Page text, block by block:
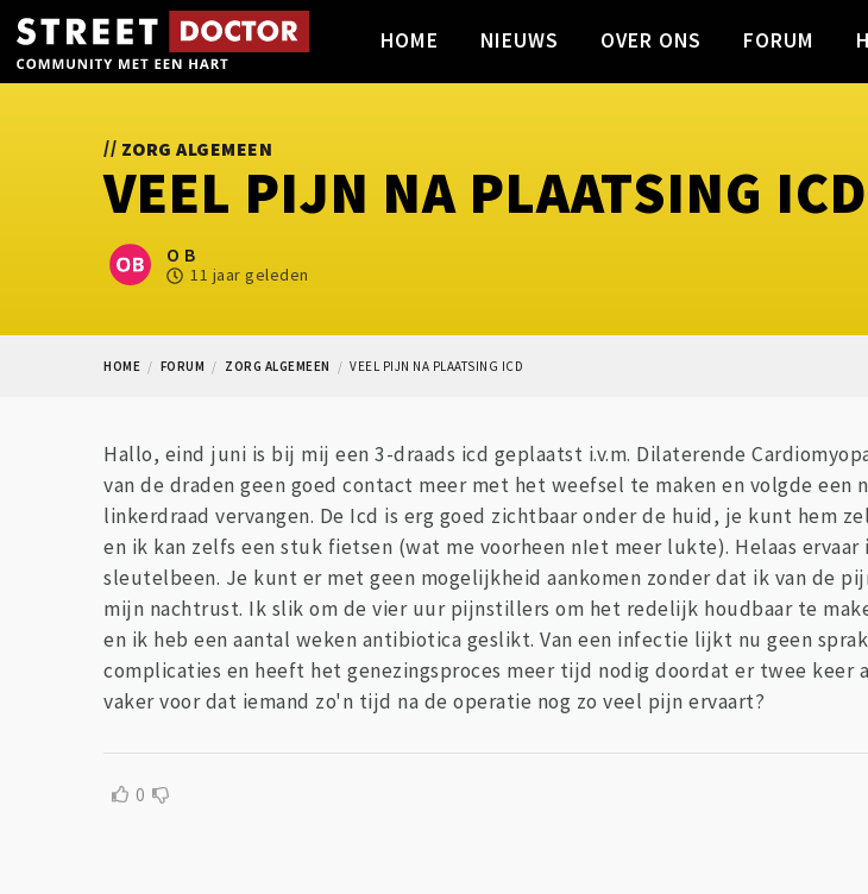
HOME NIEUWS OVER ONS FORUM
// ZORG ALGEMEEN
VEEL PIJN NA PLAATSING ICD
O B
11 jaar geleden
HOME FORUM ZORG ALGEMEEN VEEL PIJN NA PLAATSING ICD
Hallo, eind juni is bij mij een 3-draads icd geplaatst i.v.m. Dilaterende
van de draden geen goed contact meer met het weefsel te maken en volgde
linkerdraad vervangen. De Icd is erg goed zichtbaar onder de huid, je kunt hem
en ik kan zelfs een stuk fietsen (wat me voorheen nIet meer lukte). Helaas
sleutelbeen. Je kunt er met geen mogelijkheid aankomen zonder dat ik van de
mijn nachtrust. Ik slik om de vier uur pijnstillers om het redelijk houdbaar te
en ik heb een aantal weken antibiotica geslikt. Van een infectie lijkt nu geen
complicaties en heeft het genezingsproces meer tijd nodig doordat er twee keer
vaker voor dat iemand zo'n tijd na de operatie nog zo veel pijn ervaart?
0